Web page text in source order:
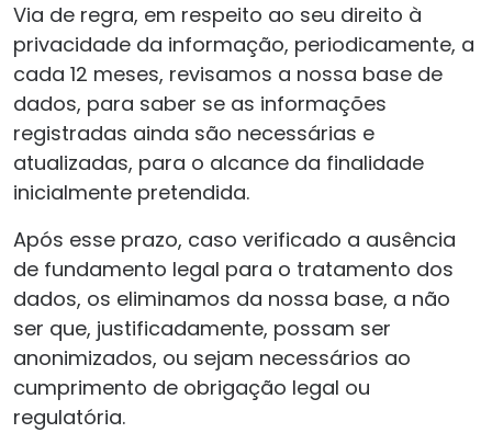
Via de regra, em respeito ao seu direito à
privacidade da informação, periodicamente, a
cada 12 meses, revisamos a nossa base de
dados, para saber se as informações
registradas ainda são necessárias e
atualizadas, para o alcance da finalidade
inicialmente pretendida.
Após esse prazo, caso verificado a ausência
de fundamento legal para o tratamento dos
dados, os eliminamos da nossa base, a não
ser que, justificadamente, possam ser
anonimizados, ou sejam necessários ao
cumprimento de obrigação legal ou
regulatória.